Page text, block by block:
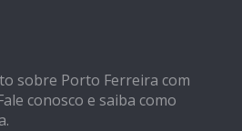
sobre Porto Ferreira com
conosco e saiba como